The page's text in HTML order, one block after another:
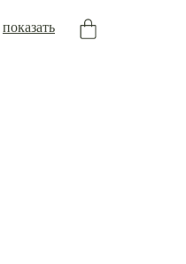
показать